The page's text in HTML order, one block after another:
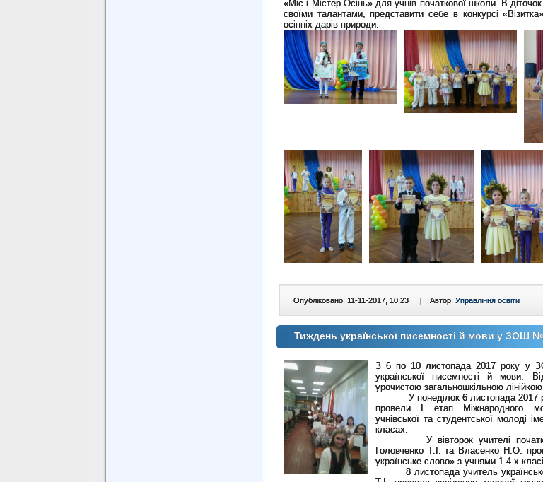
«Міс і Містер Осінь» для учнів початкової школи. В
своїми талантами, представити себе в конкурсі
осінніх дарів природи.
Опубліковано: 11-11-2017, 10:23 | Автор: Управління освіти
Тиждень української писемності й мови у ЗОШ
З 6 по 10 листопада 2017 року у
української писемності й мови.
урочистою загальношкільною лінійкою.
У понеділок 6 листопада 2017
провели І етап Міжнародного
учнівської та студентської молоді
класах.
У вівторок учителі
Головченко Т.І. та Власенко Н.О.
українське слово» з учнями 1-4-х
8 листопада учитель